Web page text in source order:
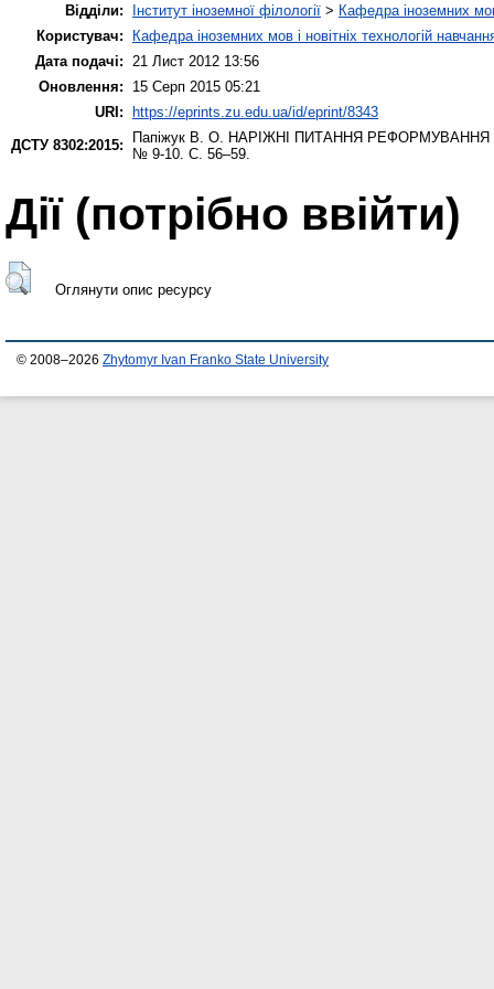
Відділи:
Інститут іноземної філології > Кафедра іноземних
Користувач:
Кафедра іноземних мов і новітніх технологій
Дата подачі:
21 Лист 2012 13:56
Оновлення:
15 Серп 2015 05:21
URI: https://eprints.zu.edu.ua/id/eprint/8343
ДСТУ 8302:2015:
Папіжук В. О. НАРІЖНІ ПИТАННЯ РЕФОРМУВАННЯ
№ 9-10. С. 56–59.
Дії ​​(потрібно ввійти)
Оглянути опис ресурсу
© 2008–2026 Zhytomyr Ivan Franko State University